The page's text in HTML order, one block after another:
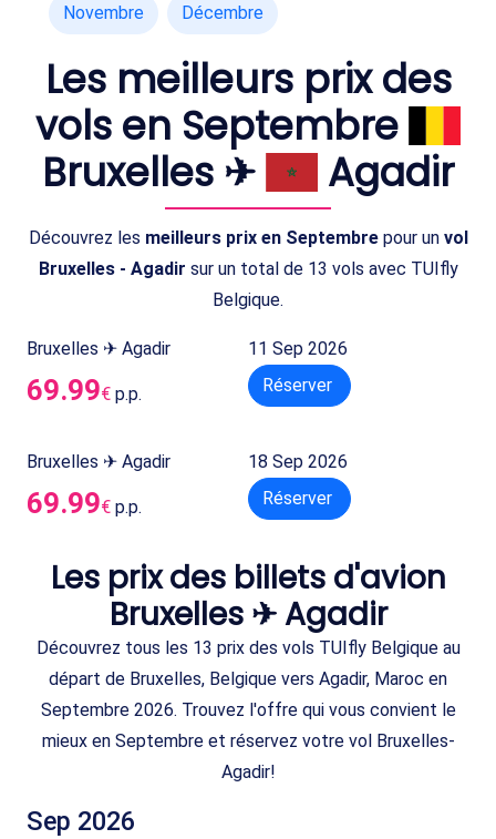
Novembre Décembre
Les meilleurs prix des
vols en Septembre
Bruxelles ✈
Agadir
Découvrez les meilleurs prix en Septembrepour un vol
Bruxelles - Agadir sur un total de 13 vols avec TUIfly
Belgique.
Bruxelles ✈ Agadir 11 Sep 2026
69.99€ p.p. Réserver
Bruxelles ✈ Agadir 18 Sep 2026
69.99€ p.p. Réserver
Les prix des billets d'avion
Bruxelles ✈ Agadir
Découvrez tous les 13 prix des vols TUIfly Belgique au
départ de Bruxelles, Belgique vers Agadir, Maroc en
Septembre 2026. Trouvez l'offre qui vous convient le
mieux en Septembre et réservez votre vol Bruxelles-
Agadir!
Sep 2026